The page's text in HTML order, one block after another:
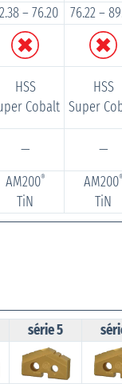
– 76.20 76.22 –
HSS
Cobalt
HSS
Super
— —
AM200®
TiN
AM200®
TiN
série 5